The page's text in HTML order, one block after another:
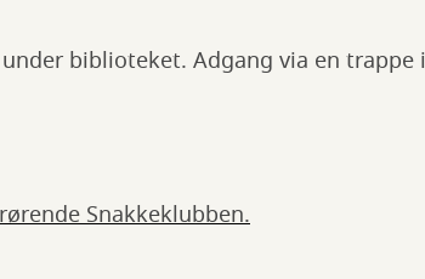
biblioteket. Adgang via en trappe i
Snakkeklubben.